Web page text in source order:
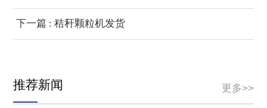
满结束
下一篇 : 秸秆颗粒机发货
更多>>
推荐新闻